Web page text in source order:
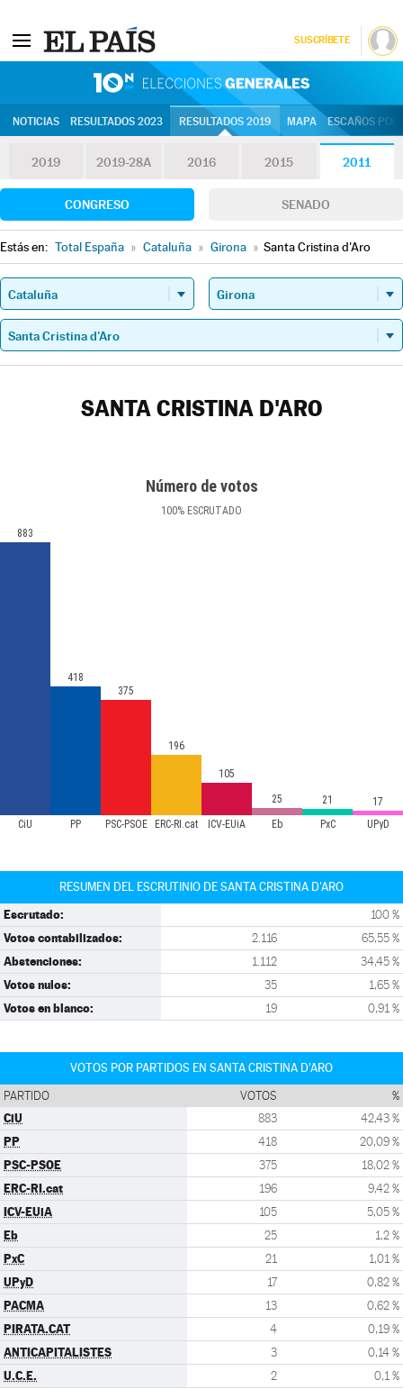
SUSCRÍBETE
NOTICIAS RESULTADOS 2023 RESULTADOS 2019 MAPA ESCAÑOS
2019 2019-28A 2016 2015 2011
CONGRESO SENADO
Estás en: Total España » Cataluña » Girona » Santa Cristina d'Aro
SANTA CRISTINA D'ARO
Número de votos
100% ESCRUTADO
CiU PP PSC-PSOE ERC-RI.cat ICV-EUiA Eb PxC UPyD
883
418
375
196
105
25
21 17
RESUMEN DEL ESCRUTINIO DE SANTA CRISTINA D'ARO
Escrutado: 100 %
Votos contabilizados: 2.116 65,55 %
Abstenciones: 1.112 34,45 %
Votos nulos: 35 1,65 %
Votos en blanco: 19 0,91 %
VOTOS POR PARTIDOS EN SANTA CRISTINA D'ARO
PARTIDO VOTOS %
CiU 883 42,43 %
PP 418 20,09 %
PSC-PSOE 375 18,02 %
ERC-RI.cat 196 9,42 %
ICV-EUiA 105 5,05 %
Eb 25 1,2 %
PxC 21 1,01 %
UPyD 17 0,82 %
PACMA 13 0,62 %
PIRATA.CAT 4 0,19 %
ANTICAPITALISTES 3 0,14 %
U.C.E. 2 0,1 %